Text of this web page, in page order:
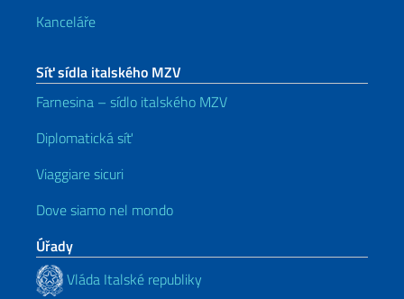
Kanceláře
Síť sídla italského MZV
Farnesina – sídlo italského MZV
Diplomatická síť
Viaggiare sicuri
Dove siamo nel mondo
Úřady
Vláda Italské republiky